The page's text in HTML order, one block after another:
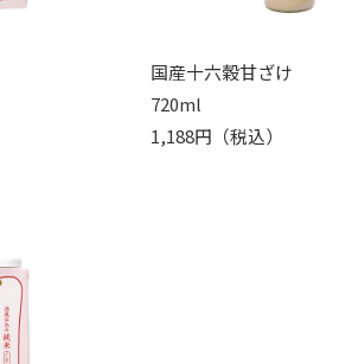
国産十六穀甘ざけ
720ml
1,188円（税込）